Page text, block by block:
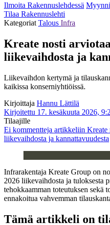
Ilmoita Rakennuslehdessä
Tilaa Rakennuslehti
Kategoriat Talous Infra
Kreate nosti
liikevaihdosta ja
Liikevaihdon kertymä ja
kaikissa konserniyhtiöissä.
Kirjoittaja Hannu Lättilä
Kirjoitettu 17. kesäkuuta 2026,
Tilaajille
Ei kommentteja artikkeliin Kreate
liikevaihdosta ja kannattavuudesta
Infrarakentaja Kreate Group on
2026 liikevaihdosta ja tuloksesta
tehokkaamman toteutuksen sekä
ennakoitua vahvemman
Tämä artikkeli on